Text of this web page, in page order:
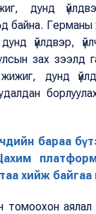
дунд
байна.
үйлдвэр,
зах
дунд
бараа
хийж байгаа
аялал